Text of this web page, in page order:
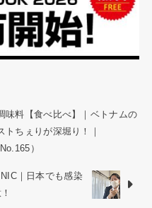
味料【食べ比べ】｜ベトナムの
トちぇりが深堀り！｜
）
｜日本でも感染